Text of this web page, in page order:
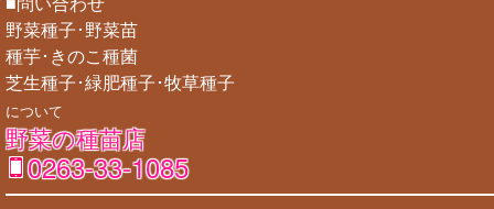
野菜種子･野菜苗
種芋･きのこ種菌
芝生種子･緑肥種子･牧草種子
について
野菜の種苗店
0263-33-1085